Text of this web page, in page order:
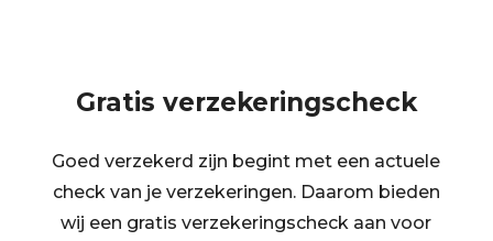
Gratis verzekeringscheck
Goed verzekerd zijn begint met een actuele
check van je verzekeringen. Daarom bieden
wij een gratis verzekeringscheck aan voor